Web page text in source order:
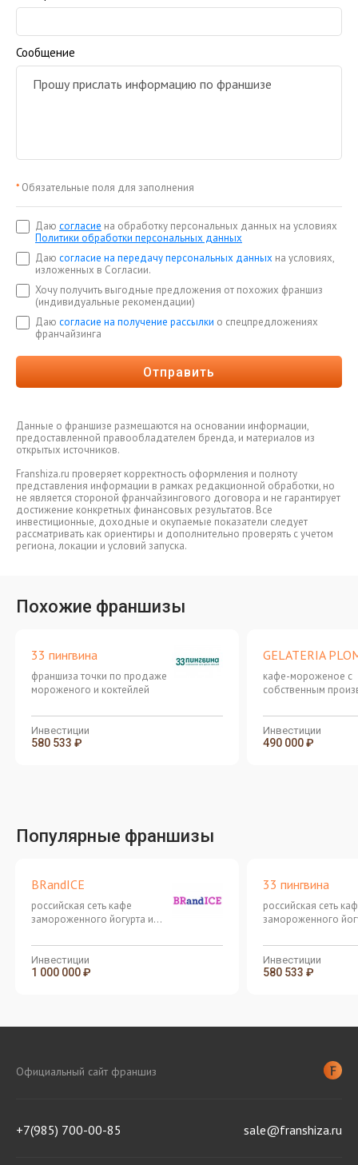
Сообщение
* Обязательные поля для заполнения
Даю согласие на обработку персональных данных на условиях
Политики обработки персональных данных
Даю согласие на передачу персональных данных на условиях,
изложенных в Согласии.
Хочу получить выгодные предложения от похожих франшиз
(индивидуальные рекомендации)
Даю согласие на получение рассылки о спецпредложениях
франчайзинга
Отправить
Данные о франшизе размещаются на основании информации,
предоставленной правообладателем бренда, и материалов из
открытых источников.
Franshiza.ru проверяет корректность оформления и полноту
представления информации в рамках редакционной обработки, но
не является стороной франчайзингового договора и не гарантирует
достижение конкретных финансовых результатов. Все
инвестиционные, доходные и окупаемые показатели следует
рассматривать как ориентиры и дополнительно проверять с учетом
региона, локации и условий запуска.
Похожие франшизы
33 пингвина
франшиза точки по продаже
мороженого и коктейлей
Инвестиции
580 533 ₽
GELATERIA
кафе-мороженое с
собственным
Инвестиции
490 000 ₽
Популярные франшизы
BRandICE
российская сеть кафе
замороженного йогурта и
000 рублей. Предоставляем
товар на открытие в
подарок!
Инвестиции
1 000 000 ₽
33 пингвина
российская сеть
замороженного
000 рублей.
товар на открытие в
подарок!
Инвестиции
580 533 ₽
Официальный сайт франшиз
+7(985) 700-00-85 sale@franshiza.ru